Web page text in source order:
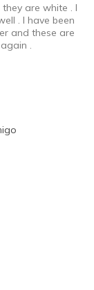
are white . I
. I have been
and these are
.